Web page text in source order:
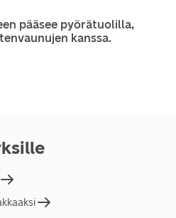
pääsee pyörätuolilla,
kanssa.